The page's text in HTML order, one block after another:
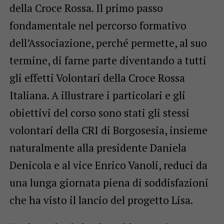
della Croce Rossa. Il primo passo
fondamentale nel percorso formativo
dell’Associazione, perché permette, al suo
termine, di farne parte diventando a tutti
gli effetti Volontari della Croce Rossa
Italiana. A illustrare i particolari e gli
obiettivi del corso sono stati gli stessi
volontari della CRI di Borgosesia, insieme
naturalmente alla presidente Daniela
Denicola e al vice Enrico Vanoli, reduci da
una lunga giornata piena di soddisfazioni
che ha visto il lancio del progetto Lisa.